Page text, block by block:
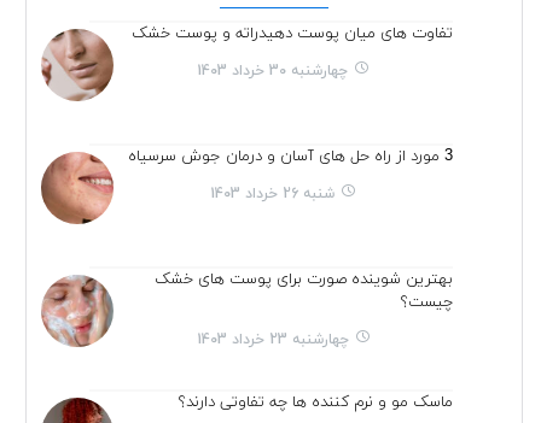
تفاوت های میان پوست دهیدراته و پوست خشک
چهارشنبه 30 خرداد 1403
3 مورد از راه حل های آسان و درمان جوش سرسیاه
شنبه 26 خرداد 1403
بهترین شوینده صورت برای پوست های خشک
چیست؟
چهارشنبه 23 خرداد 1403
ماسک مو و نرم کننده ها چه تفاوتی دارند؟